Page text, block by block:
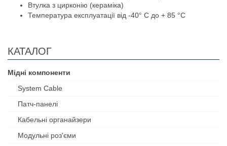
Втулка з цирконію (кераміка)
Температура експлуатації від -40° C до + 85 °C
КАТАЛОГ
Мідні компоненти
System Cable
Патч-панелі
Кабельні органайзери
Модульні роз'єми